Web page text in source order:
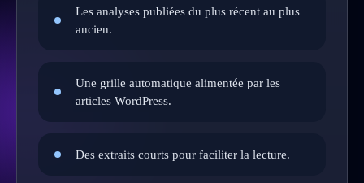
Les analyses publiées du plus récent au plus
ancien.
Une grille automatique alimentée par les
articles WordPress.
Des extraits courts pour faciliter la lecture.